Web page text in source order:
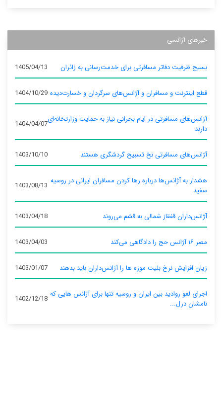
خبرهای آژانسی
بسیج ظرفیت دفاتر مسافرتی برای خدمت‌رسانی به زائران 1405/04/13
قطع اینترنت و مسافران و آژانس‌های سرگردان و خسارت‌دیده 1404/10/29
آژانس‌های مسافرتی در ایام بحرانی نیاز به حمایت وزارتخانه‌ای
دارند
1404/04/07
آژانس‌های مسافرتی نخ تسبیح گردشگری هستند 1403/10/10
هشدار به آژانس‌ها درباره رها کردن مسافران ایرانی در روسیه
سفید
1403/08/13
آژانس‌داران قفقاز شمالی به قشم می‌روند 1403/04/18
مصر ۱۶ آژانس حج را دادگاهی می‌کند 1403/04/03
زیان افزایش نرخ بلیت موزه ها را آژانس‌داران باید بدهند 1403/01/07
اجرای لغو روادید بین ایران و روسیه تنها برای آژانس‌ هایی که
نامشان درل...
1402/12/18